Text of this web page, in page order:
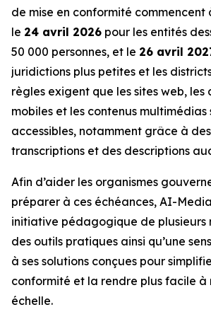
de mise en conformité commencent
le 24 avril 2026 pour les entités
50 000 personnes, et le 26 avril
juridictions plus petites et les
règles exigent que les sites web, les
mobiles et les contenus multimédias
accessibles, notamment grâce à
transcriptions et des descriptions
Afin d’aider les organismes
préparer à ces échéances, AI-
initiative pédagogique de plusieurs
des outils pratiques ainsi qu’une
à ses solutions conçues pour
conformité et la rendre plus facile
échelle.